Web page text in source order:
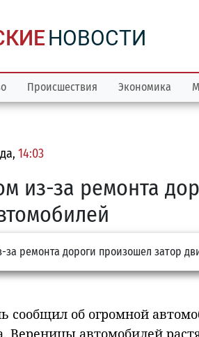
НОВОСТИ
Происшествия Экономика
14:03
из-за ремонта
сообщил об огромной
Вереницы автомобилей